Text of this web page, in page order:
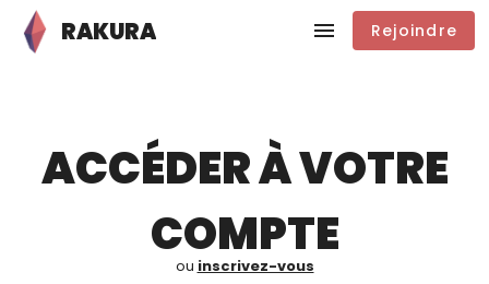
RAKURA Rejoindre
ACCÉDER À VOTRE
COMPTE
ou inscrivez-vous